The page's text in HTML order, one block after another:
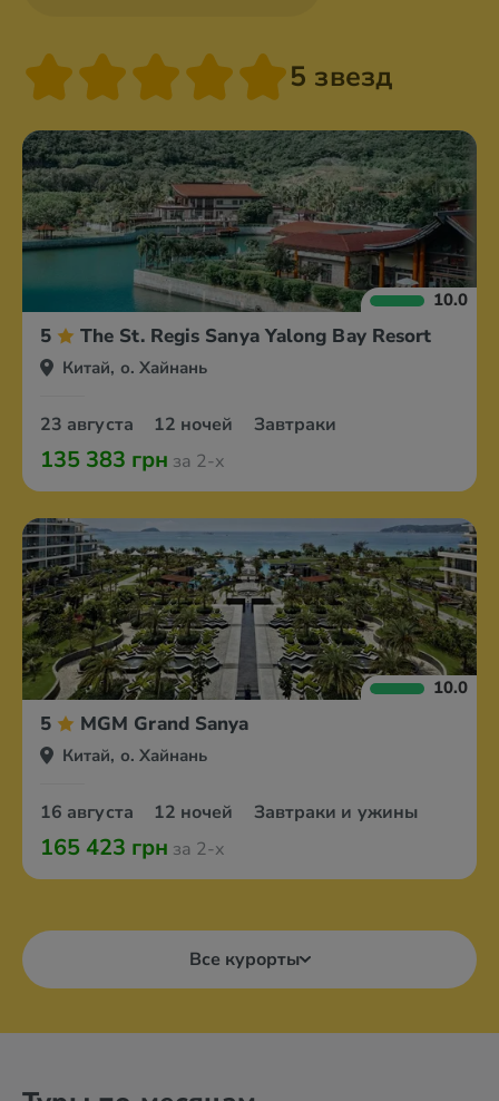
5 звезд
10.0
5 The St. Regis Sanya Yalong Bay Resort
Китай, о. Хайнань
23 августа 12 ночей Завтраки
135 383 грн за 2-х
10.0
5 MGM Grand Sanya
Китай, о. Хайнань
16 августа 12 ночей Завтраки и ужины
165 423 грн за 2-х
Все курорты